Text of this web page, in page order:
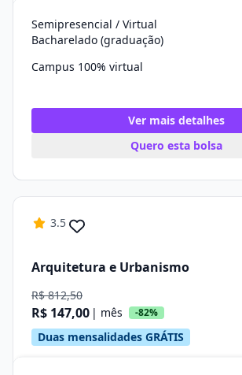
Semipresencial / Virtual
Bacharelado (graduação)
Campus 100% virtual
Ver mais detalhes
Quero esta bolsa
3.5
Arquitetura e Urbanismo
R$ 812,50
R$ 147,00 | mês -82%
Duas mensalidades GRÁTIS